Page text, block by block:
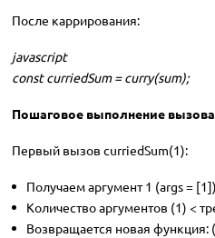
После каррирования:
javascript
const curriedSum = curry(sum);
Пошаговое выполнение
Первый вызов curriedSum(1):
Получаем аргумент 1 (args = [1])
Количество аргументов (1) <
Возвращается новая функция: